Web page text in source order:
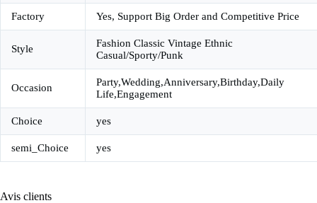
Factory Yes, Support Big Order and Competitive Price
Style
Fashion Classic Vintage Ethnic
Casual/Sporty/Punk
Occasion
Party,Wedding,Anniversary,Birthday,Daily
Life,Engagement
Choice yes
semi_Choice yes
Avis clients